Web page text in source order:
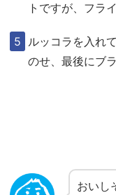
トですが、フラ
ルッコラを入れ
のせ、最後にブ
おいし